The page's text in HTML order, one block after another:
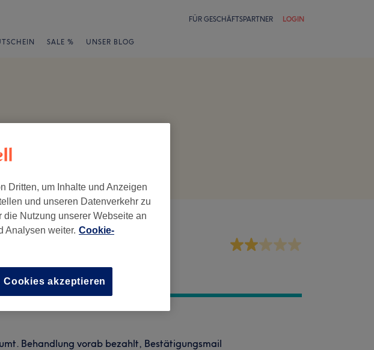
FÜR GESCHÄFTSPARTNER LOGIN
SALE % UNSER BLOG
Behandlung vorab bezahlt, Bestätigungsmail
Dritten, um Inhalte und Anzeigen
und unseren Datenverkehr zu
Nutzung unserer Webseite an
Analysen weiter. Cookie-
Cookies akzeptieren